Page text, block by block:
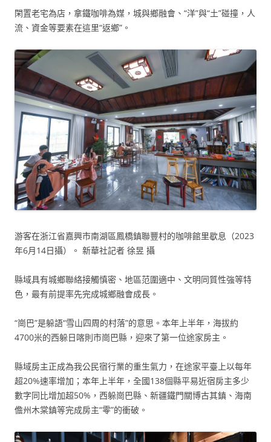
閑置老宅為店，拿鐵咖啡為媒，城與鄉融會、“洋”與“土”碰撞，人
流、資金等要素在這里“返鄉”。
游客在浙江省嘉興市南湖區鳳橋鎮聯豐村的咖啡館里歇息（2023
年6月14日攝）。 新華社記者 徐昱 攝
縣域具有城鄉聯絡接觸慎密、地區范圍適中、文明同質性強等特
色，最有前提率先完成城鄉融會成長。
“崗巴”是躲語“雪山四周的村落”的意思。本年上半年，海拔約
4700米的西躲日喀則市崗巴縣，迎來了第一位途家房主。
縣域房主正成為我公民宿行業的重生氣力，在途家平臺上以每年
超20%速率增加；本年上半年，全國138個縣平易近宿房主多少
數字同比增加超50%，西躲崗巴縣、新疆鐵門關博古其鎮、海南
儋州木棠鎮等完成房主“零”的衝破。